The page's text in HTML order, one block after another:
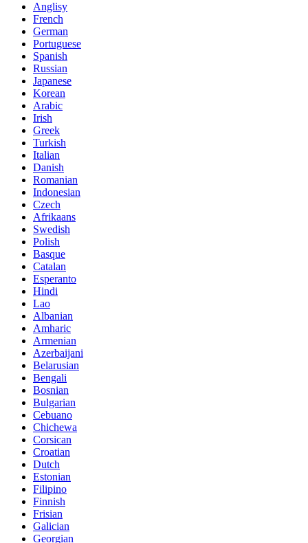
Anglisy
French
German
Portuguese
Spanish
Russian
Japanese
Korean
Arabic
Irish
Greek
Turkish
Italian
Danish
Romanian
Indonesian
Czech
Afrikaans
Swedish
Polish
Basque
Catalan
Esperanto
Hindi
Lao
Albanian
Amharic
Armenian
Azerbaijani
Belarusian
Bengali
Bosnian
Bulgarian
Cebuano
Chichewa
Corsican
Croatian
Dutch
Estonian
Filipino
Finnish
Frisian
Galician
Georgian